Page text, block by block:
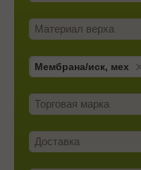
Материал верха
Мембрана/­иск, мех
Торговая марка
Доставка